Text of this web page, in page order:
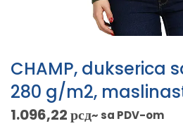
CHAMP, dukserica
280 g/m2,
1.096,22рсд~ sa PDV-om